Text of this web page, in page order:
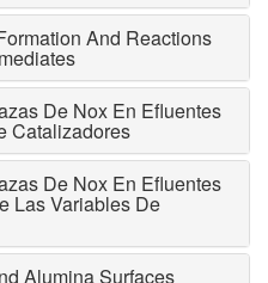
And Reactions
De Nox En Efluentes
Catalizadores
De Nox En Efluentes
Las Variables De
Alumina Surfaces